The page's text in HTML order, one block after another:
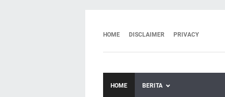
HOME DISCLAIMER PRIVACY
HOME BERITA